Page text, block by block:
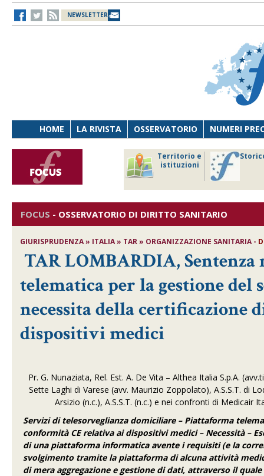
NEWSLETTER
HOME LA RIVISTA OSSERVATORIO NUMERI
Territorio e
istituzioni
FOCUS - OSSERVATORIO DI DIRITTO SANITARIO
GIURISPRUDENZA » ITALIA » TAR » ORGANIZZAZIONE SANITARIA -
TAR LOMBARDIA,
telematica per la gestione
necessita della certificazione
dispositivi medici
Pr. G. Nunaziata, Rel. Est. A. De Vita – Althea Italia S.p.A.
Sette Laghi di Varese (avv. Maurizio Zoppolato), A.S.S.T. di
Arsizio (n.c.), A.S.S.T. (n.c.) e nei confronti di Medicair
Servizi di telesorveglianza domiciliare – Piattaforma
conformità CE relativa ai dispositivi medici – Necessità –
di una piattaforma informatica avente i requisiti (e la
svolgimento tramite la piattaforma di alcuna attività
di mera aggregazione e gestione di dati, attraverso il